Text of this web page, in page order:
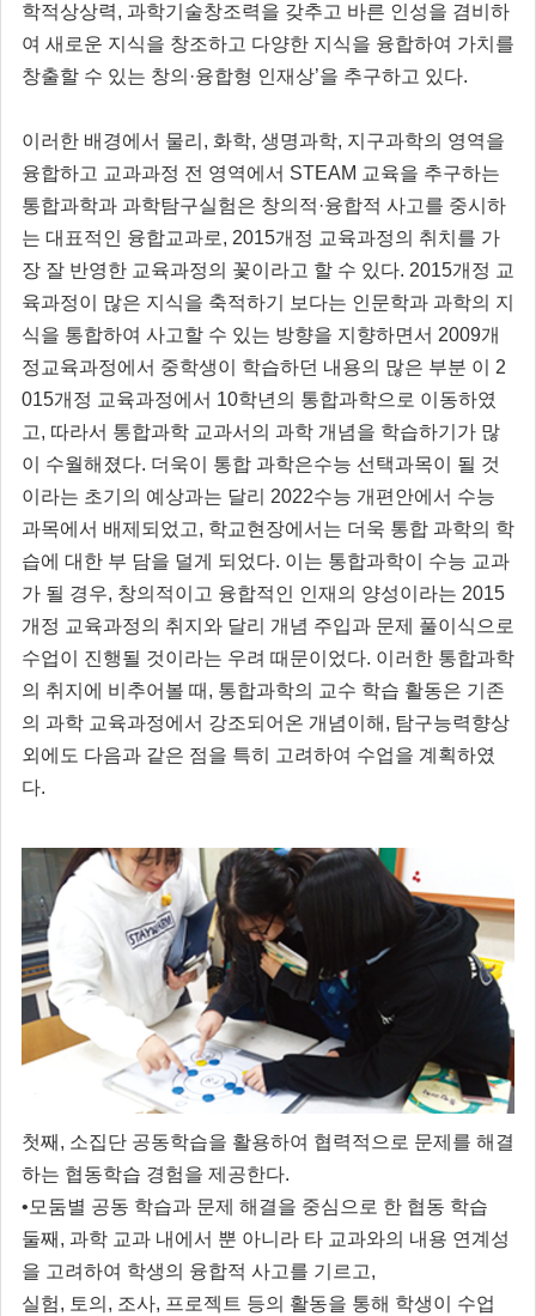
학적상상력, 과학기술창조력을 갖추고 바른 인성을 겸비하
여 새로운 지식을 창조하고 다양한 지식을 융합하여 가치를
창출할 수 있는 창의·융합형 인재상’을 추구하고 있다.
이러한 배경에서 물리, 화학, 생명과학, 지구과학의 영역을
융합하고 교과과정 전 영역에서 STEAM 교육을 추구하는
통합과학과 과학탐구실험은 창의적·융합적 사고를 중시하
는 대표적인 융합교과로, 2015개정 교육과정의 취치를 가
장 잘 반영한 교육과정의 꽃이라고 할 수 있다. 2015개정 교
육과정이 많은 지식을 축적하기 보다는 인문학과 과학의 지
식을 통합하여 사고할 수 있는 방향을 지향하면서 2009개
정교육과정에서 중학생이 학습하던 내용의 많은 부분 이 2
015개정 교육과정에서 10학년의 통합과학으로 이동하였
고, 따라서 통합과학 교과서의 과학 개념을 학습하기가 많
이 수월해졌다. 더욱이 통합 과학은수능 선택과목이 될 것
이라는 초기의 예상과는 달리 2022수능 개편안에서 수능
과목에서 배제되었고, 학교현장에서는 더욱 통합 과학의 학
습에 대한 부 담을 덜게 되었다. 이는 통합과학이 수능 교과
가 될 경우, 창의적이고 융합적인 인재의 양성이라는 2015
개정 교육과정의 취지와 달리 개념 주입과 문제 풀이식으로
수업이 진행될 것이라는 우려 때문이었다. 이러한 통합과학
의 취지에 비추어볼 때, 통합과학의 교수 학습 활동은 기존
의 과학 교육과정에서 강조되어온 개념이해, 탐구능력향상
외에도 다음과 같은 점을 특히 고려하여 수업을 계획하였
다.
첫째, 소집단 공동학습을 활용하여 협력적으로 문제를 해결
하는 협동학습 경험을 제공한다.
•모둠별 공동 학습과 문제 해결을 중심으로 한 협동 학습
둘째, 과학 교과 내에서 뿐 아니라 타 교과와의 내용 연계성
을 고려하여 학생의 융합적 사고를 기르고,
실험, 토의, 조사, 프로젝트 등의 활동을 통해 학생이 수업